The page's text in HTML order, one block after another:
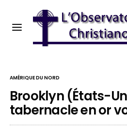
AMÉRIQUE DU NORD
Brooklyn (États-
tabernacle en or